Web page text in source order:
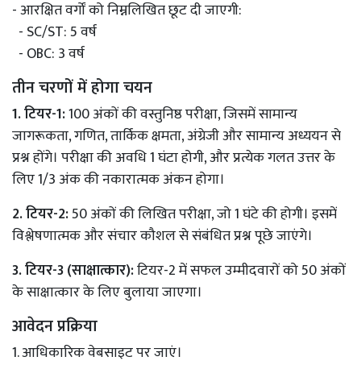
- आरक्षित वर्गों को निम्नलिखित छूट दी जाएगी:
- SC/ST: 5 वर्ष
- OBC: 3 वर्ष
तीन चरणों में होगा चयन
1. टियर-1:100 अंकों की वस्तुनिष्ठ परीक्षा, जिसमें सामान्य
जागरूकता, गणित, तार्किक क्षमता, अंग्रेजी और सामान्य अध्ययन से
प्रश्न होंगे। परीक्षा की अवधि 1 घंटा होगी, और प्रत्येक गलत उत्तर के
लिए 1/3 अंक की नकारात्मक अंकन होगा।
2. टियर-2:50 अंकों की लिखित परीक्षा, जो 1 घंटे की होगी। इसमें
विश्लेषणात्मक और संचार कौशल से संबंधित प्रश्न पूछे जाएंगे।
3. टियर-3 (साक्षात्कार):टियर-2 में सफल उम्मीदवारों को 50 अंकों
के साक्षात्कार के लिए बुलाया जाएगा।
आवेदन प्रक्रिया
1. आधिकारिक वेबसाइट पर जाएं।